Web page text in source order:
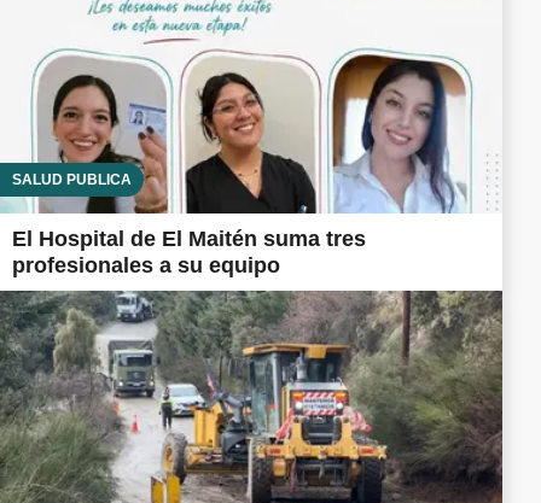
SALUD PÚBLICA
El Hospital de El Maitén suma tres
profesionales a su equipo